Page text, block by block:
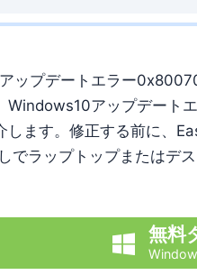
ップデートエラー
Windows10アップデート
します。修正する前に、
でラップトップまたはデ
 無料